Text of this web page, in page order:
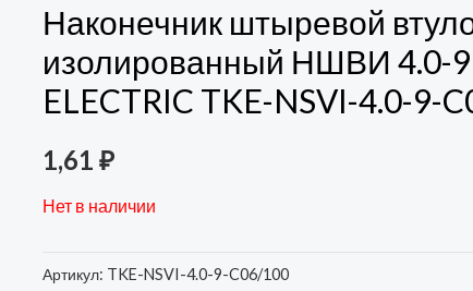
Наконечник штыревой
изолированный НШВИ 4.0-9
ELECTRIC TKE-NSVI-4.0-9-
1,61 ₽
Нет в наличии
Артикул: TKE-NSVI-4.0-9-C06/100